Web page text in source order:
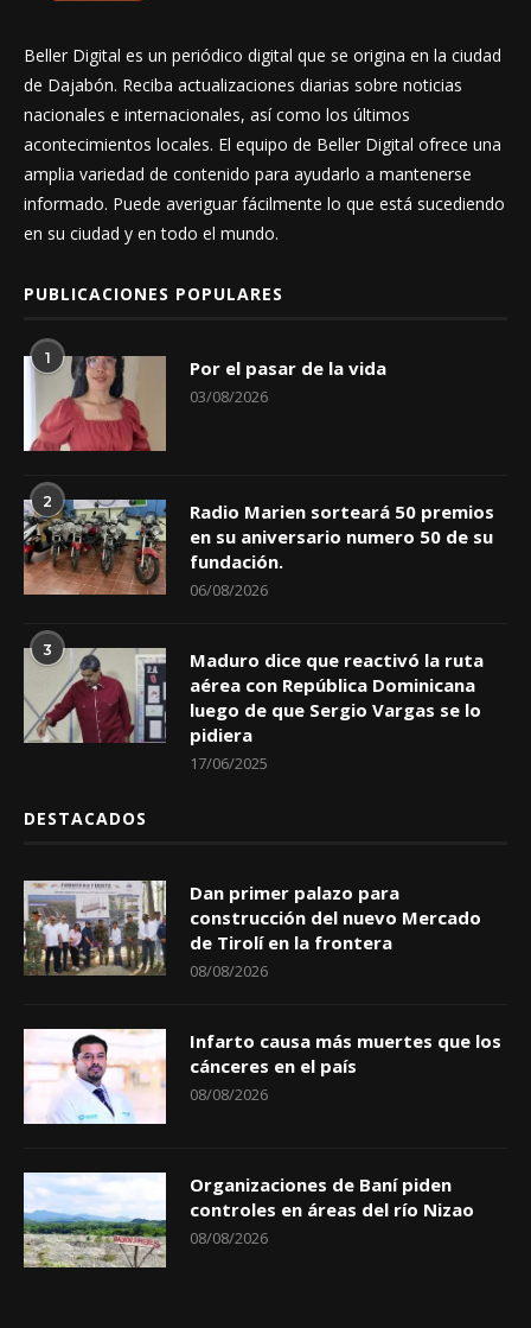
Beller Digital es un periódico digital que se origina en la ciudad
de Dajabón. Reciba actualizaciones diarias sobre noticias
nacionales e internacionales, así como los últimos
acontecimientos locales. El equipo de Beller Digital ofrece una
amplia variedad de contenido para ayudarlo a mantenerse
informado. Puede averiguar fácilmente lo que está sucediendo
en su ciudad y en todo el mundo.
PUBLICACIONES POPULARES
1 Por el pasar de la vida
03/08/2026
2
Radio Marien sorteará 50 premios
en su aniversario numero 50 de su
fundación.
06/08/2026
3
Maduro dice que reactivó la ruta
aérea con República Dominicana
luego de que Sergio Vargas se lo
pidiera
17/06/2025
DESTACADOS
Dan primer palazo para
construcción del nuevo Mercado
de Tirolí en la frontera
08/08/2026
Infarto causa más muertes que los
cánceres en el país
08/08/2026
Organizaciones de Baní piden
controles en áreas del río Nizao
08/08/2026